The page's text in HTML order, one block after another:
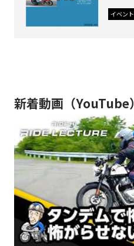
イベント
新着動画（YouTube）